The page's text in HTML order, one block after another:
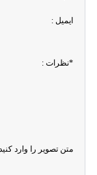
ايميل :
*نظرات :
متن تصویر را وارد